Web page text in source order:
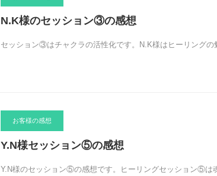
N.K様のセッション③の感想
セッション③はチャクラの活性化です。N.K様はヒーリング
お客様の感想
Y.N様セッション⑤の感想
Y.N様のセッション⑤の感想です。ヒーリングセッション⑤は